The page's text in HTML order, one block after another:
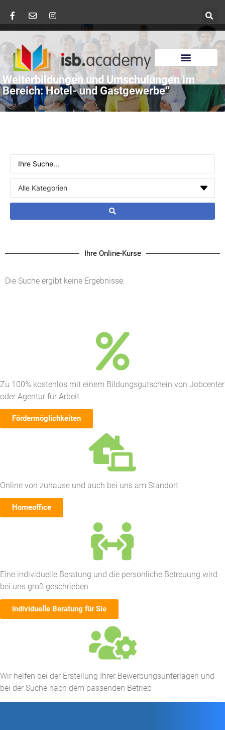
Weiterbildungen und Umschulungen im
Bereich: Hotel- und Gastgewerbe“
Ihre Online-Kurse
Die Suche ergibt keine Ergebnisse.
Zu 100% kostenlos mit einem Bildungsgutschein von Jobcenter
oder Agentur für Arbeit
Fördermöglichkeiten
Online von zuhause und auch bei uns am Standort
Homeoffice
Eine individuelle Beratung und die persönliche Betreuung wird
bei uns groß geschrieben.
Individuelle Beratung für Sie
Wir helfen bei der Erstellung Ihrer Bewerbungsunterlagen und
bei der Suche nach dem passenden Betrieb​